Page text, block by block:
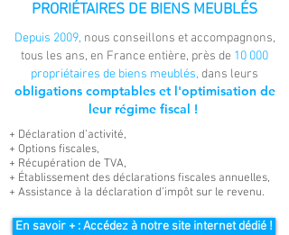
PRORIÉTAIRES DE BIENS MEUBLÉS
Depuis 2009, nous conseillons et accompagnons,
tous les ans, en France entière, près de 10 000
propriétaires de biens meublés, dans leurs
obligations comptables et l'optimisation de
leur régime fiscal !
+ Déclaration d’activité,
+ Options fiscales,
+ Récupération de TVA,
+ Établissement des déclarations fiscales annuelles,
+ Assistance à la déclaration d’impôt sur le revenu.
En savoir + : Accédez à notre site internet dédié !